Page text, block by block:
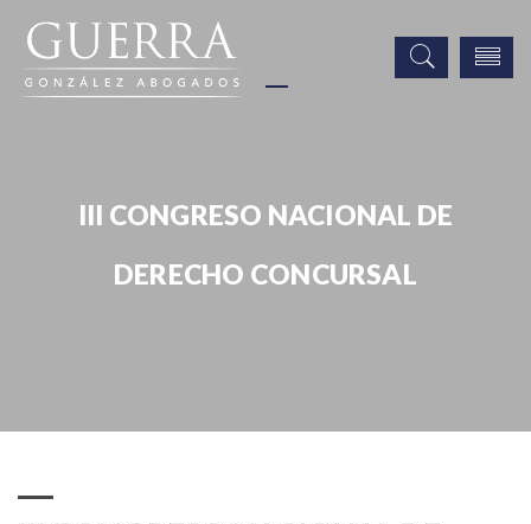
III CONGRESO NACIONAL DE
DERECHO CONCURSAL